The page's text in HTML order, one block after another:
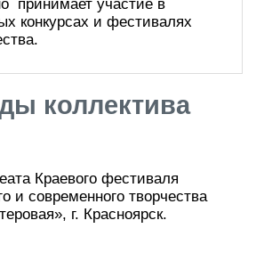
принимает участие в
конкурсах и фестивалях
коллектива
Краевого фестиваля
и современного творчества
г. Красноярск.